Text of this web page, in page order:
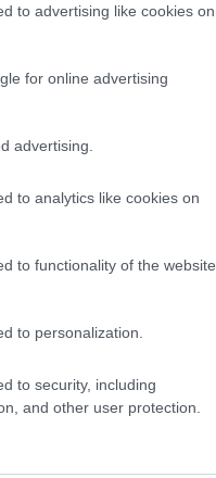
to advertising like cookies on
for online advertising
advertising.
to analytics like cookies on
to functionality of the website
to personalization.
to security, including
and other user protection.